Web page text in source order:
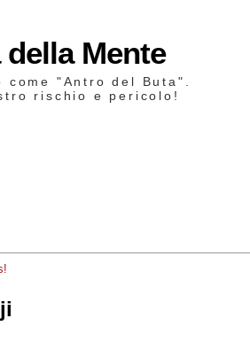
della Mente
come "Antro del Buta".
rischio e pericolo!